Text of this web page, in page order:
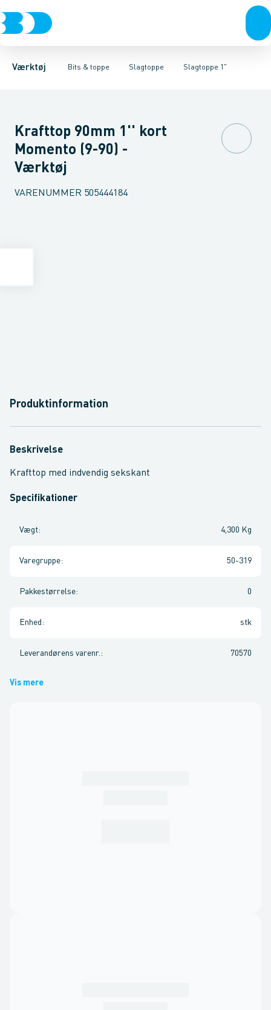
Værktøj Bits & toppe
Akku- & elværktøjHåndværktøjRørværktøjBits & toppe
Slagtoppe
BitsHoldere & overgange Skruetrækkere Topnøglesæt, toppe
Slagtoppe 1"
Slagtoppe 1/2"Slagtoppe 3/8"Slagtoppe 3/4"Slagtoppe 1"
Krafttop 90mm 1'' kort
Momento (9-90) -
Værktøj
VARENUMMER 505444184
Produktinformation
Beskrivelse
Krafttop med indvendig sekskant
Specifikationer
Vægt: 4,300 Kg
Varegruppe: 50-319
Pakkestørrelse: 0
Enhed : stk
Leverandørens varenr. : 70570
Vis mere